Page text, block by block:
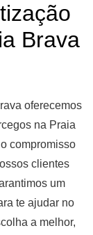
Brava
oferecemos
na Praia
compromisso
clientes
um
te ajudar no
a melhor,